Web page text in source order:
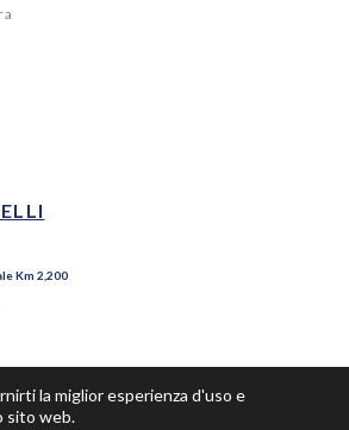
Km 2,200
la miglior esperienza d'uso e
sito web.